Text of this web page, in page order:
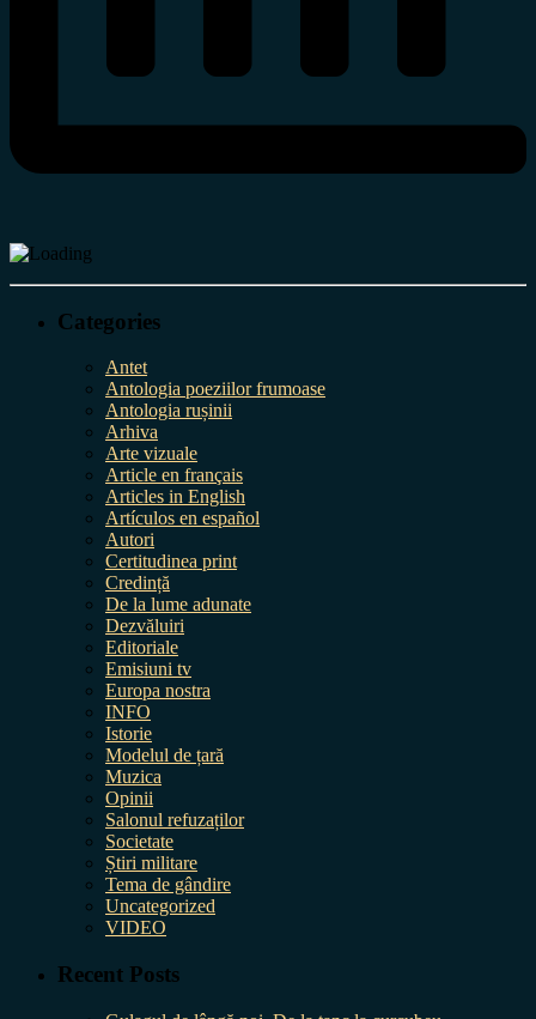
Categories
Antet
Antologia poeziilor frumoase
Antologia rușinii
Arhiva
Arte vizuale
Article en français
Articles in English
Artículos en español
Autori
Certitudinea print
Credință
De la lume adunate
Dezvăluiri
Editoriale
Emisiuni tv
Europa nostra
INFO
Istorie
Modelul de țară
Muzica
Opinii
Salonul refuzaților
Societate
Știri militare
Tema de gândire
Uncategorized
VIDEO
Recent Posts